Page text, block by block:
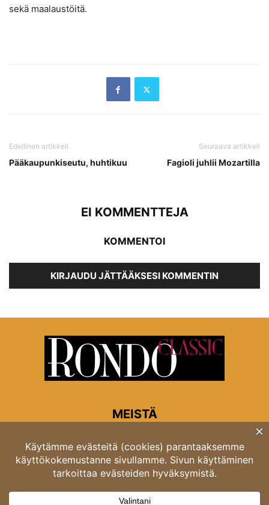
sekä maalaustöitä.
Edellinen artikkeli
Pääkaupunkiseutu, huhtikuu
Seuraava artikkeli
Fagioli juhlii Mozartilla
EI KOMMENTTEJA
KOMMENTOI
KIRJAUDU JÄTTÄÄKSESI KOMMENTIN
MEISTÄ
Rondon toimitus
Opastinsilta 6A 00520 Helsinki
Asiakaspalvelu: puh. 03 4246 5318
asiakaspalvelu@rondo.fi
Ota meihin yhteyttä:toimitus@rondo.fi